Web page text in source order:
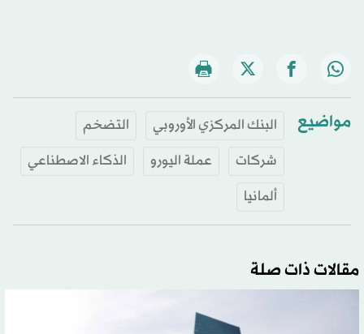
مواضيع البنك المركزي الأوروبي
التضخم
شركات
عملة اليورو
الذكاء الاصطناعي
ألمانيا
مقالات ذات صلة